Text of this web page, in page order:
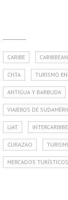
CARIBE
CHTA TURISMO EN
ANTIGUA Y BARBUDA
VIAJEROS DE
LIAT
CURAZAO
MERCADOS